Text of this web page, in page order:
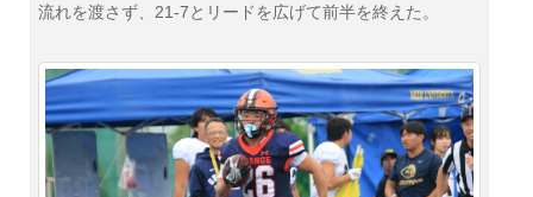
流れを渡さず、21-7とリードを広げて前半を終えた。